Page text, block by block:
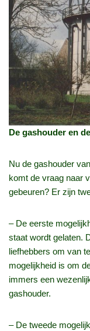
De gashouder en
Nu de gashouder
komt de vraag naar
gebeuren? Er zijn
– De eerste
staat wordt gelaten.
liefhebbers om van
mogelijkheid is om
immers een
gashouder.
– De tweede